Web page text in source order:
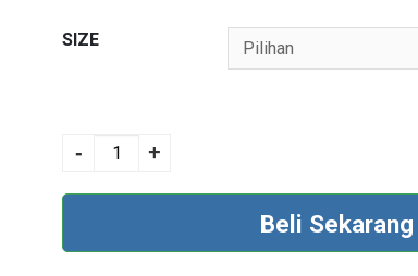
SIZE
KASHMEER GREEN
- +
Beli Sekarang